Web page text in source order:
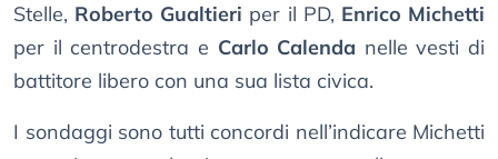
Stelle, Roberto Gualtieri per il PD, Enrico Michetti
per il centrodestra e Carlo Calenda nelle vesti di
battitore libero con una sua lista civica.
I sondaggi sono tutti concordi nell’indicare Michetti